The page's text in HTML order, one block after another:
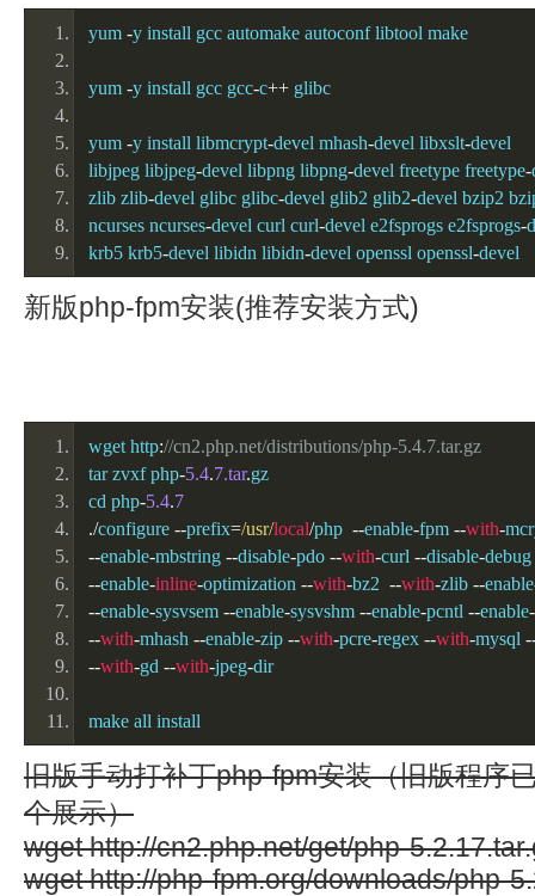
yum -y install gcc automake autoconf libtool make
yum -y install gcc gcc-c++ glibc
yum -y install libmcrypt-devel mhash-devel libxslt-devel
libjpeg libjpeg-devel libpng libpng-devel freetype freetype-
zlib zlib-devel glibc glibc-devel glib2 glib2-devel bzip2
ncurses ncurses-devel curl curl-devel e2fsprogs e2fsprogs-
krb5 krb5-devel libidn libidn-devel openssl openssl-devel
新版php-fpm安装(推荐安装方式)
wget http://cn2.php.net/distributions/php-5.4.7.tar.gz
tar zvxf php-5.4.7.tar.gz
cd php-5.4.7
./configure --prefix=/usr/local/php --enable-fpm --with-
--enable-mbstring --disable-pdo --with-curl --disable-
--enable-inline-optimization --with-bz2 --with-zlib --enable
--enable-sysvsem --enable-sysvshm --enable-pcntl --enable-
--with-mhash --enable-zip --with-pcre-regex --with-mysql
--with-gd --with-jpeg-dir
make all install
旧版手动打补丁php-fpm安装（旧版程序
个展示）
wget http://cn2.php.net/get/php-
wget http://php-fpm.org/downloads/php-